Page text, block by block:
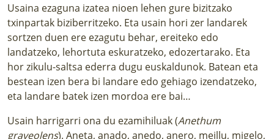
Usaina ezaguna izatea nioen lehen gure bizitzako
txinpartak biziberritzeko. Eta usain hori zer landarek
sortzen duen ere ezagutu behar, ereiteko edo
landatzeko, lehortuta eskuratzeko, edozertarako. Eta
hor zikulu-saltsa ederra dugu euskaldunok. Batean eta
bestean izen bera bi landare edo gehiago izendatzeko,
eta landare batek izen mordoa ere bai…
Usain harrigarri ona du ezamihiluak (Anethum
graveolens). Aneta, anado, anedo, anero, meillu, migelo,